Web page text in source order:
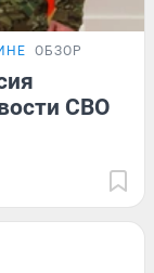
ОБЗОР
СВО